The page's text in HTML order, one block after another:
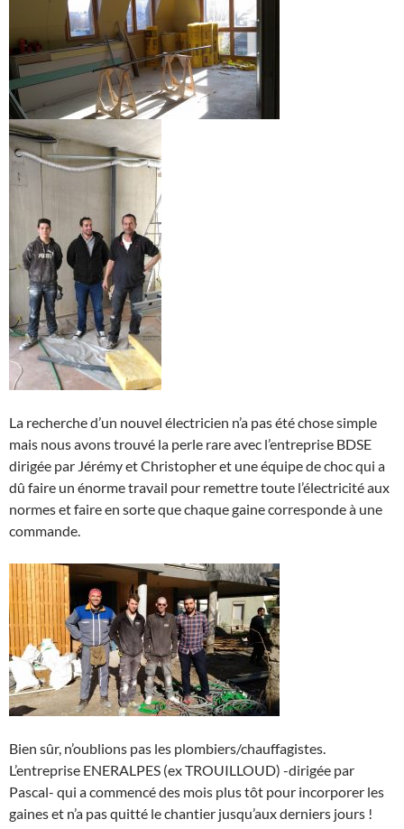
La recherche d’un nouvel électricien n’a pas été chose simple
mais nous avons trouvé la perle rare avec l’entreprise BDSE
dirigée par Jérémy et Christopher et une équipe de choc qui a
dû faire un énorme travail pour remettre toute l’électricité aux
normes et faire en sorte que chaque gaine corresponde à une
commande.
Bien sûr, n’oublions pas les plombiers/chauffagistes.
L’entreprise ENERALPES (ex TROUILLOUD) -dirigée par
Pascal- qui a commencé des mois plus tôt pour incorporer les
gaines et n’a pas quitté le chantier jusqu’aux derniers jours !